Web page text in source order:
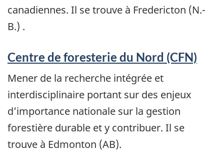
canadiennes. Il se trouve à Fredericton (N.-
B.) .
Centre de foresterie du Nord (CFN)
Mener de la recherche intégrée et
interdisciplinaire portant sur des enjeux
d’importance nationale sur la gestion
forestière durable et y contribuer. Il se
trouve à Edmonton (AB).